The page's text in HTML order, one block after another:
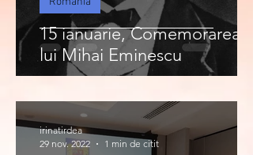
15 ianuarie, Comemorarea
lui Mihai Eminescu
irinatirdea
29 nov. 2022
1 min de citit